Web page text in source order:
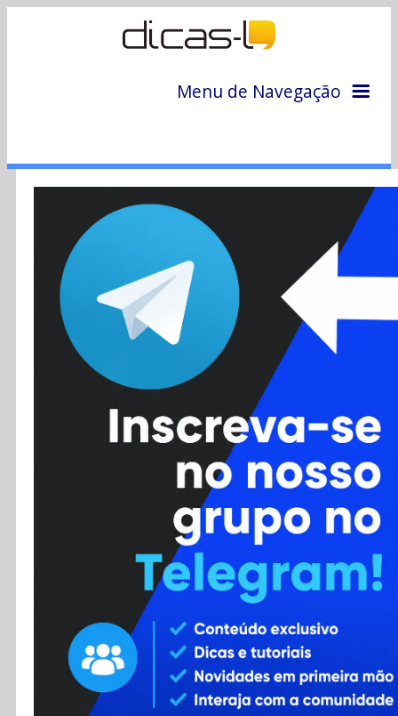
Menu de Navegação
Colunas
Colaboradores
Cursos
Enviar Dica
Contato